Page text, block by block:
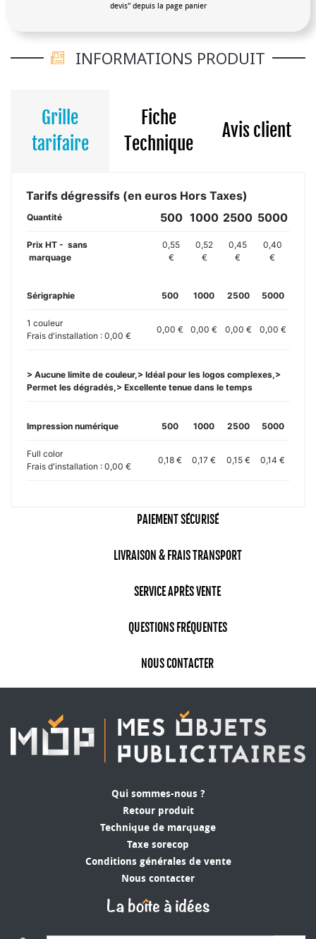
devis" depuis la page panier
INFORMATIONS PRODUIT
Grille
tarifaire
Fiche
Technique
Avis client
Tarifs dégressifs (en euros Hors Taxes)
Quantité 500 1000 2500 5000
Prix HT - sans
marquage
0,55
€
0,52
€
0,45
€
0,40
€
Sérigraphie 500 1000 2500 5000
1 couleur
Frais d'installation : 0,00 €
0,00 € 0,00 € 0,00 € 0,00 €
> Aucune limite de couleur,> Idéal pour les logos complexes,>
Permet les dégradés,> Excellente tenue dans le temps
Impression numérique 500 1000 2500 5000
Full color
Frais d'installation : 0,00 €
0,18 € 0,17 € 0,15 € 0,14 €
PAIEMENT SÉCURISÉ
LIVRAISON & FRAIS TRANSPORT
SERVICE APRÈS VENTE
QUESTIONS FRÉQUENTES
NOUS CONTACTER
Qui sommes-nous ?
Retour produit
Technique de marquage
Taxe sorecop
Conditions générales de vente
Nous contacter